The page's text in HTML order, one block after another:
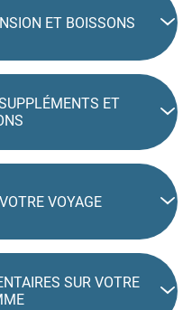
ET BOISSONS
ET
VOYAGE
SUR VOTRE